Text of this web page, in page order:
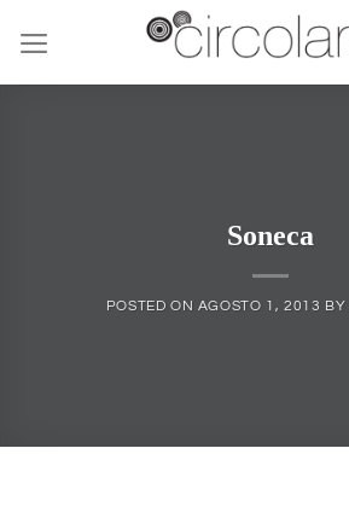
content
Soneca
POSTED ON AGOSTO 1, 2013 BY